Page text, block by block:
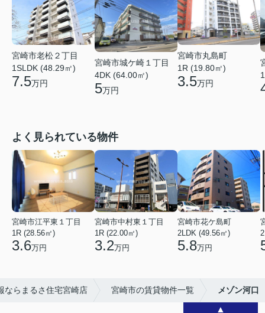
宮崎市老松２丁目
1SLDK (48.29㎡)
7.5万円
宮崎市城ケ崎１丁目
4DK (64.00㎡)
5万円
宮崎市丸島町
1R (19.80㎡)
3.5万円
よく見られている物件
宮崎市江平東１丁目
1R (28.56㎡)
3.6万円
宮崎市中村東１丁目
1R (22.00㎡)
3.2万円
宮崎市花ケ島町
2LDK (49.56㎡)
5.8万円
ならまるさ住宅宮崎店 宮崎市の賃貸物件一覧 メゾン河口
▲